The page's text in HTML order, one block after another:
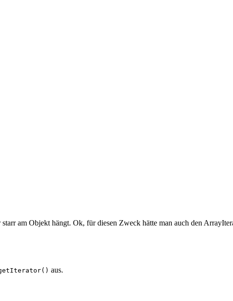
am Objekt hängt. Ok, für diesen Zweck hätte man auch den
aus.